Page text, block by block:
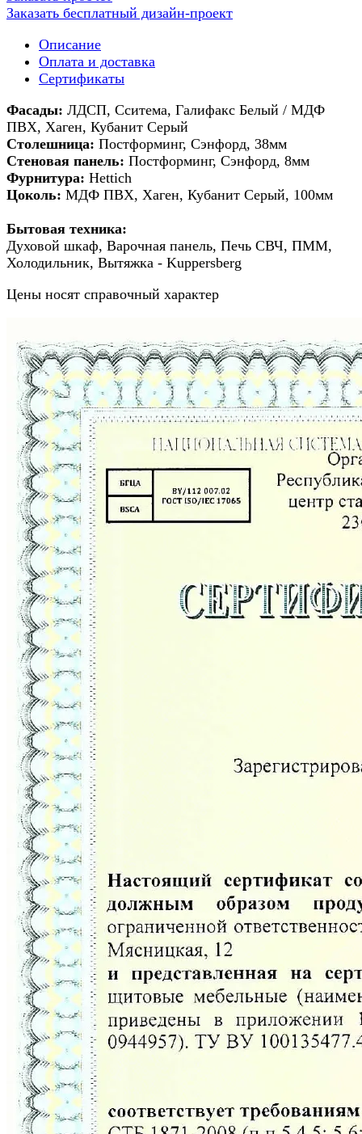
Заказать бесплатный дизайн-проект
Описание
Оплата и доставка
Сертификаты
Фасады: ЛДСП, Сситема, Галифакс Белый / МДФ
ПВХ, Хаген, Кубанит Серый
Столешница: Постформинг, Сэнфорд, 38мм
Стеновая панель: Постформинг, Сэнфорд, 8мм
Фурнитура: Hettich
Цоколь: МДФ ПВХ, Хаген, Кубанит Серый, 100мм
Бытовая техника:
Духовой шкаф, Варочная панель, Печь СВЧ, ПММ,
Холодильник, Вытяжка - Kuppersberg
Цены носят справочный характер